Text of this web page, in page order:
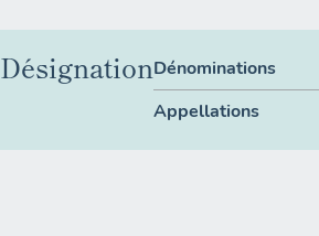
DésignationDénominations
Appellations